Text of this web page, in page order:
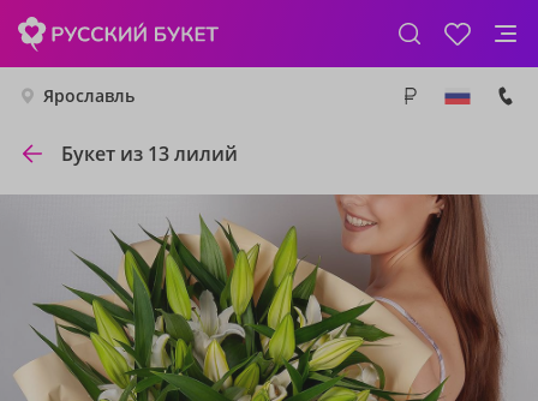
Ярославль
Букет из 13 лилий